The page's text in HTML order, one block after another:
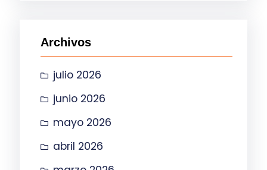
a
Archivos
julio 2026
junio 2026
mayo 2026
abril 2026